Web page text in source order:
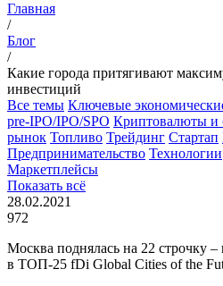
Главная
/
Блог
/
Какие города притягивают
инвестиций
Все темы Ключевые
pre-IPO/IPO/SPO Криптовалюты и
рынок Топливо Трейдинг Стартап
Предпринимательство Технологии
Маркетплейсы
Показать всё
28.02.2021
972
Москва поднялась на 22 строчку
в ТОП-25 fDi Global Cities of the